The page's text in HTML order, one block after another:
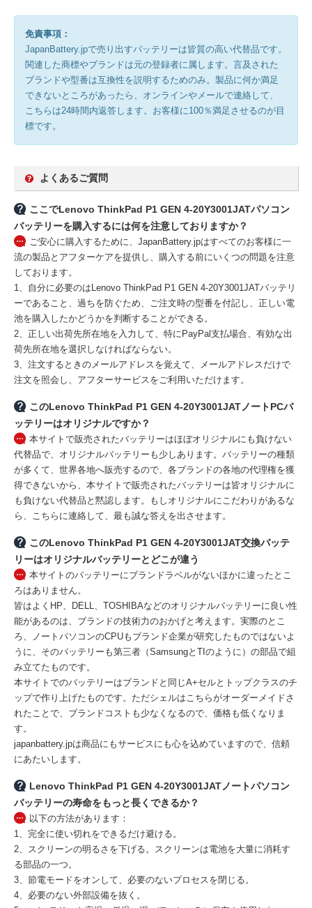
免責事項：
JapanBattery.jpで売り出すバッテリーは皆質の高い代替品です。
関連した商標やブランドは元の登録者に属します。言及された
ブランドや型番は互換性を説明するためのみ。製品に何か満足
できないところがあったら、オンラインやメールで連絡して、
こちらは24時間内返答します。お客様に100％満足させるのが目
標です。
よくあるご質問
ここでLenovo ThinkPad P1 GEN 4-20Y3001JATパソコン
バッテリーを購入するには何を注意しておりますか？
ご安心に購入するために、JapanBattery.jpはすべてのお客様に一
流の製品とアフターケアを提供し、購入する前にいくつの問題を注意
しております。
1、自分に必要のはLenovo ThinkPad P1 GEN 4-20Y3001JATバッテリ
ーであること、過ちを防ぐため、ご注文時の型番を付記し、正しい電
池を購入したかどうかを判断することができる。
2、正しい出荷先所在地を入力して、特にPayPal支払場合、有効な出
荷先所在地を選択しなければならない。
3、注文するときのメールアドレスを覚えて、メールアドレスだけで
注文を照会し、アフターサービスをご利用いただけます。
このLenovo ThinkPad P1 GEN 4-20Y3001JATノートPCバ
ッテリーはオリジナルですか？
本サイトで販売されたバッテリーはほぼオリジナルにも負けない
代替品で、オリジナルバッテリーも少しあります。バッテリーの種類
が多くて、世界各地へ販売するので、各ブランドの各地の代理権を獲
得できないから、本サイトで販売されたバッテリーは皆オリジナルに
も負けない代替品と黙認します。もしオリジナルにこだわりがあるな
ら、こちらに連絡して、最も誠な答えを出させます。
このLenovo ThinkPad P1 GEN 4-20Y3001JAT交換バッテ
リーはオリジナルバッテリーとどこが違う
本サイトのバッテリーにブランドラベルがないほかに違ったとこ
ろはありません。
皆はよくHP、DELL、TOSHIBAなどのオリジナルバッテリーに良い性
能があるのは、ブランドの技術力のおかげと考えます。実際のとこ
ろ、ノートパソコンのCPUもブランド企業が研究したものではないよ
うに、そのバッテリーも第三者（SamsungとTIのように）の部品で組
み立てたものです。
本サイトでのバッテリーはブランドと同じA+セルとトップクラスのチ
ップで作り上げたものです。ただシェルはこちらがオーダーメイドさ
れたことで、ブランドコストも少なくなるので、価格も低くなりま
す。
japanbattery.jpは商品にもサービスにも心を込めていますので、信頼
にあたいします。
Lenovo ThinkPad P1 GEN 4-20Y3001JATノートパソコン
バッテリーの寿命をもっと長くできるか？
以下の方法があります：
1、完全に使い切れをできるだけ避ける。
2、スクリーンの明るさを下げる。スクリーンは電池を大量に消耗す
る部品の一つ。
3、節電モードをオンして、必要のないプロセスを閉じる。
4、必要のない外部設備を抜く。